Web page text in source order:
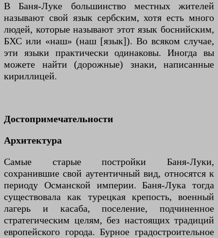
В Баня-Луке большинство местных жителей
называют свой язык сербским, хотя есть много
людей, которые называют этот язык боснийским,
БХС или «наш» (наш [язык]). Во всяком случае,
эти языки практически одинаковы. Иногда вы
можете найти (дорожные) знаки, написанные
кириллицей.
Достопримечательности
Архитектура
Самые старые постройки Баня-Луки,
сохранившие свой аутентичный вид, относятся к
периоду Османской империи. Баня-Лука тогда
существовала как турецкая крепость, военный
лагерь и касаба, поселение, подчиненное
стратегическим целям, без настоящих традиций
европейского города. Бурное градостроительное